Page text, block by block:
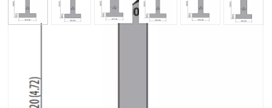
V12 ، V16 ، V20 ، V25